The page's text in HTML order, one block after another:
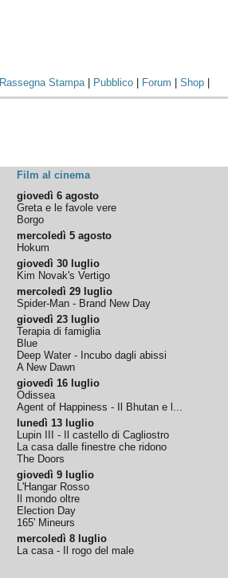
Rassegna Stampa| Pubblico Forum |Shop
Film al cinema
giovedì 6 agosto
Greta e le favole vere
Borgo
mercoledì 5 agosto
Hokum
giovedì 30 luglio
Kim Novak's Vertigo
mercoledì 29 luglio
Spider-Man - Brand New Day
giovedì 23 luglio
Terapia di famiglia
Blue
Deep Water - Incubo dagli abissi
A New Dawn
giovedì 16 luglio
Odissea
Agent of Happiness - Il Bhutan e l...
lunedì 13 luglio
Lupin III - Il castello di Cagliostro
La casa dalle finestre che ridono
The Doors
giovedì 9 luglio
L'Hangar Rosso
Il mondo oltre
Election Day
165' Mineurs
mercoledì 8 luglio
La casa - Il rogo del male